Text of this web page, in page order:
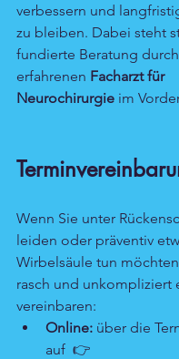
verbessern und
zu bleiben. Dabei steht
fundierte Beratung
erfahrenen Facharzt für
Neurochirurgie im
Wenn Sie unter
leiden oder präventiv
Wirbelsäule tun
rasch und unkompliziert
vereinbaren:
Online: über die
auf  👉